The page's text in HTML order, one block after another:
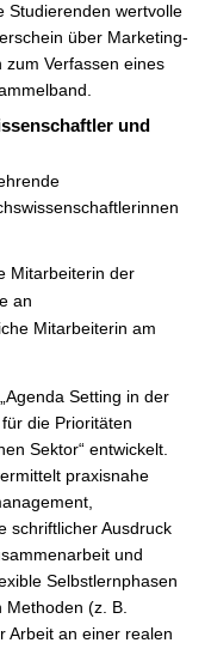
Studierenden wertvolle
über Marketing-
Verfassen eines
und
Mitarbeiterin der
an
Mitarbeiterin am
Setting in der
die Prioritäten
Sektor“ entwickelt.
praxisnahe
schriftlicher Ausdruck
und
Selbstlernphasen
(z. B.
Arbeit an einer realen